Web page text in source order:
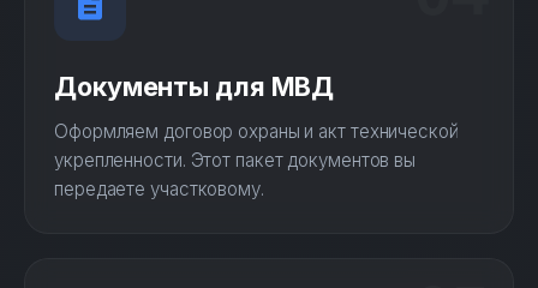
Документы для МВД
Оформляем договор охраны и акт технической
укрепленности. Этот пакет документов вы
передаете участковому.